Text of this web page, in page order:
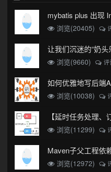
浏览(20405)
让我们沉迷的“奶头
浏览(9660) 评
如何优雅地写后端
浏览(10038)
浏览(11299)
Maven子父工程依
浏览(12972)